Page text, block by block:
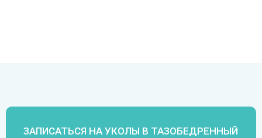
ЗАПИСАТЬСЯ НА УКОЛЫ В ТАЗОБЕДРЕННЫЙ